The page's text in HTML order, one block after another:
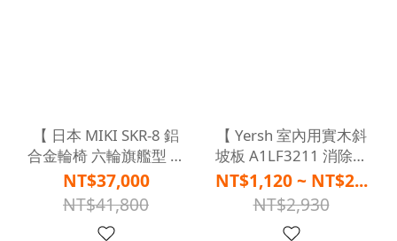
【 日本 MIKI SKR-8 鋁
合金輪椅 六輪旗艦型 輪
椅 】
NT$37,000
NT$41,800
【 Yersh 室內用實木斜
坡板 A1LF3211 消除室
內段差 】
NT$1,120 ~ NT$2...
NT$2,930